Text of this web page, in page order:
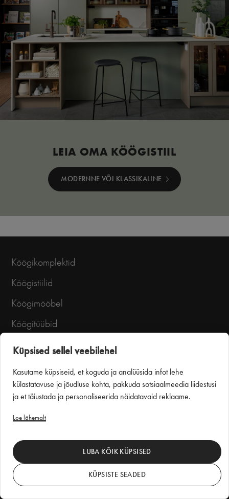
Küpsised sellel veebilehel
Kasutame küpsiseid, et koguda ja analüüsida infot lehe
külastatavuse ja jõudluse kohta, pakkuda sotsiaalmeedia liidestusi
ja et täiustada ja personaliseerida näidatavaid reklaame.
Loe lähemalt
LUBA KÕIK KÜPSISED
KÜPSISTE SEADED
LEIA OMA KÖÖGISTIIL
MODERNNE VÕI KLASSIKALINE
Köögikomplektid
Köögistiilid
Köögimööbel
Köögitüübid
Köögiideid
Puustelli Virtual Showroom
Muud ruumid
Köögipaigaldus
Teenused
Puustelli Salong